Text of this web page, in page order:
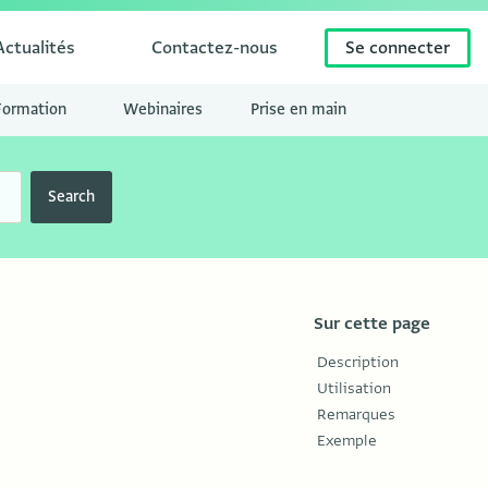
Contactez-nous Se connecter
Webinaires Prise en main
Search
Sur cette page
Description
Utilisation
Remarques
Exemple